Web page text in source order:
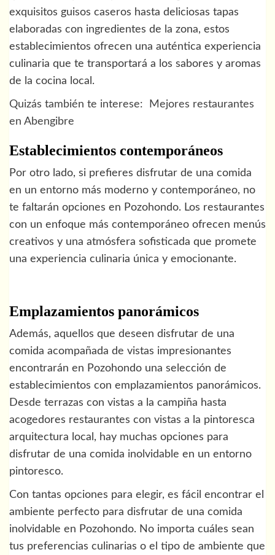
exquisitos guisos caseros hasta deliciosas tapas
elaboradas con ingredientes de la zona, estos
establecimientos ofrecen una auténtica experiencia
culinaria que te transportará a los sabores y aromas
de la cocina local.
Quizás también te interese:
Mejores restaurantes
en Abengibre
Establecimientos contemporáneos
Por otro lado, si prefieres disfrutar de una comida
en un entorno más moderno y contemporáneo, no
te faltarán opciones en Pozohondo. Los restaurantes
con un enfoque más contemporáneo ofrecen menús
creativos y una atmósfera sofisticada que promete
una experiencia culinaria única y emocionante.
Emplazamientos panorámicos
Además, aquellos que deseen disfrutar de una
comida acompañada de vistas impresionantes
encontrarán en Pozohondo una selección de
establecimientos con emplazamientos panorámicos.
Desde terrazas con vistas a la campiña hasta
acogedores restaurantes con vistas a la pintoresca
arquitectura local, hay muchas opciones para
disfrutar de una comida inolvidable en un entorno
pintoresco.
Con tantas opciones para elegir, es fácil encontrar el
ambiente perfecto para disfrutar de una comida
inolvidable en Pozohondo. No importa cuáles sean
tus preferencias culinarias o el tipo de ambiente que